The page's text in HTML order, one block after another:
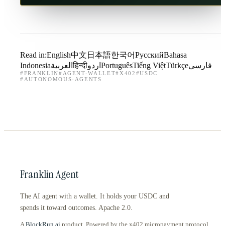
Read in:English中文 日本語한국어РусскийBahasa
Indonesiaالعربيةहिन्दीاردو PortuguêsTiếng ViệtTürkçeفارسی
# FRANKLIN# AGENT-WALLET# X402 #USDC
# AUTONOMOUS-AGENTS
Franklin Agent
The AI agent with a wallet. It holds your USDC and
spends it toward outcomes. Apache 2.0.
A BlockRun.ai product. Powered by the x402 micropayment protocol.